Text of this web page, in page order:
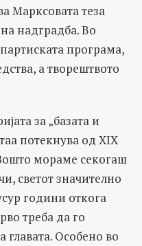
Марксовата теза
надградба. Во
партиската програма,
а творештвото
за „базата и
потекнува од XIX
мораме секогаш
светот значително
години откога
треба да го
Особено во